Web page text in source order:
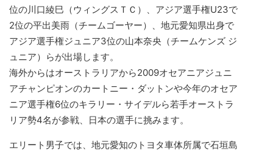
位の川口綾巳（ウィングスＴＣ）、アジア選手権U23で
2位の平出美雨（チームゴーヤー）、地元愛知県出身で
アジア選手権ジュニア3位の山本奈央（チームケンズ ジ
ュニア）らが出場します。
海外からはオーストラリアから2009オセアニアジュニ
アチャンピオンのカートニー・ダットンや今年のオセア
ニア選手権6位のキラリー・サイデルら若手オーストラ
リア勢4名が参戦、日本の選手に挑みます。
エリート男子では、地元愛知のトヨタ車体所属で石垣島